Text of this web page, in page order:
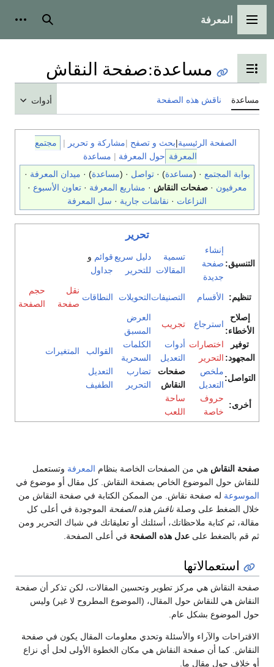
القائمة الرئيسية
المعرفة بحث
تبديل عرض جدول المحتويات
مساعدة:صفحة النقاش
مساعدة ناقش هذه الصفحة أدوات
الصفحة الرئيسية|بحث و تصفح |مشاركة و تحرير |
مجتمع
المعرفة حول المعرفة | مساعدة
بوابة المجتمع · (مساعدة) ·تواصل · (مساعدة) · ميدان المعرفة ·
معرفيون ·صفحات النقاش · مشاريع المعرفة ·تعاون الأسبوع ·
النزاعات · نقاشات جارية · سل المعرفة
تحرير
التنسيق:
إنشاء
صفحة
جديدة
تسمية
المقالات
دليل سريع
للتحرير
قوائم و
جداول
تنظيم: الأقسام التصنيفاتالتحويلات النطاقات
نقل
صفحة
حجم
الصفحة
إصلاح
الأخطاء:
استرجاع تجريب
العرض
المسبق
توفير
المجهود:
اختصارات
التحرير
أدوات
التعديل
الكلمات
السحرية
القوالب المتغيرات
التواصل:
ملخص
التعديل
صفحات
النقاش
تضارب
التحرير
التعديل
الطفيف
أخرى:
حروف
خاصة
ساحة
اللعب
صفحة النقاش هي من الصفحات الخاصة بنظام المعرفة وتستعمل
للنقاش حول الموضوع الخاص بصفحة النقاش. كل مقال أو موضوع في
الموسوعة له صفحة نقاش. من الممكن الكتابة في صفحة النقاش من
خلال الضغط على وصلةناقش هذه الصفحة الموجودة في أعلى كل
مقالة، ثم كتابة ملاحظاتك، أسئلتك أو تعليقاتك في شباك التحرير ومن
ثم قم بالضغط على عدل هذه الصفحة في أعلى الصفحة.
استعمالاتها
صفحة النقاش هي مركز تطوير وتحسين المقالات، لكن تذكر أن صفحة
النقاش هي للنقاش حول المقال، (الموضوع المطروح لا غير) وليس
حول الموضوع بشكل عام.
الاقتراحات والآراء والأسئلة وتحدي معلومات المقال يكون في صفحة
النقاش. كما أن صفحة النقاش هي مكان الخطوة الأولى لحل أي نزاع
أو خلاف حول مقال ما.